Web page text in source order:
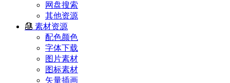
网盘搜索
其他资源
素材资源
配色颜色
字体下载
图片素材
图标素材
矢量插画